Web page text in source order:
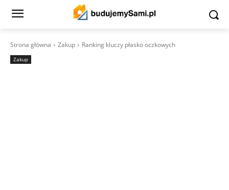
Strona główna Zakup Ranking kluczy płasko oczkowych
Zakup